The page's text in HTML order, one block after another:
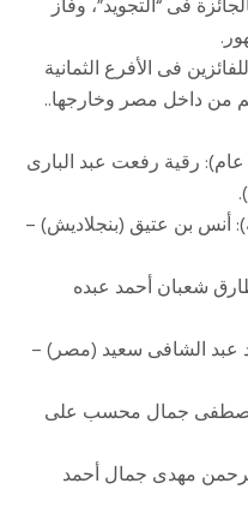
فى “التجويد”، وفاز
فى الأفرع الثمانية
من داخل مصر وخارجها..
رقية رفعت عبد البارى
أنس بن عتيق (بنجلاديش) –
شعبان أحمد عبده
عبد الشافى سعيد (مصر) –
مصطفى جمال محسب على
مهدى جمال أحمد